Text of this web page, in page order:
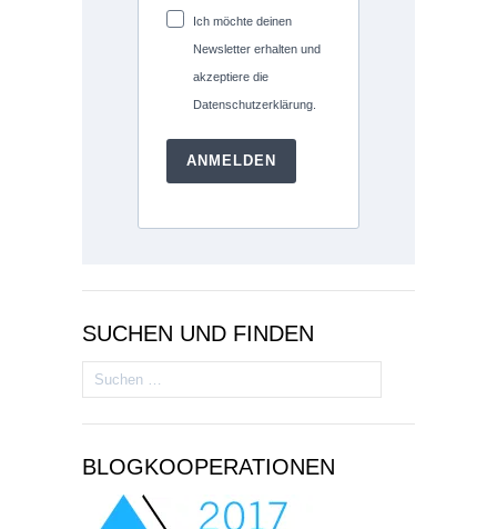
Ich möchte deinen
Newsletter erhalten und
akzeptiere die
Datenschutzerklärung.
ANMELDEN
SUCHEN UND FINDEN
Suchen
nach:
BLOGKOOPERATIONEN